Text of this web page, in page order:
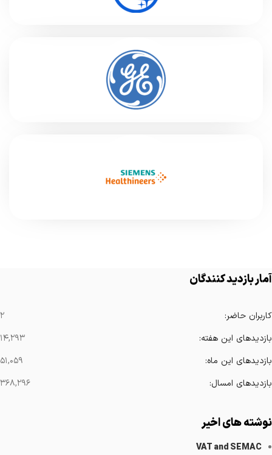
آمار بازدید کنندگان
کاربران حاضر:
۲
بازدیدهای این هفته:
۱۴,۲۹۳
بازدیدهای این ماه:
۵۱,۰۵۹
بازدیدهای امسال:
۳۶۸,۲۹۶
نوشته های اخیر
VAT and SEMAC